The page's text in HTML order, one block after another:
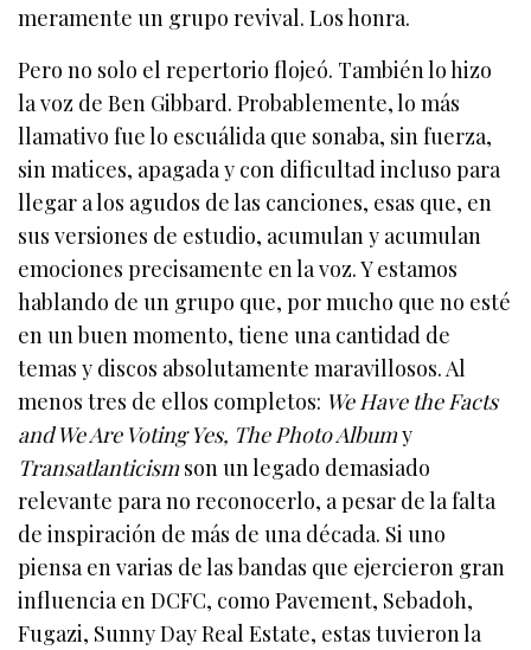
meramente un grupo revival. Los honra.
Pero no solo el repertorio flojeó. También lo hizo
la voz de Ben Gibbard. Probablemente, lo más
llamativo fue lo escuálida que sonaba, sin fuerza,
sin matices, apagada y con dificultad incluso para
llegar a los agudos de las canciones, esas que, en
sus versiones de estudio, acumulan y acumulan
emociones precisamente en la voz. Y estamos
hablando de un grupo que, por mucho que no esté
en un buen momento, tiene una cantidad de
temas y discos absolutamente maravillosos. Al
menos tres de ellos completos: We Have the Facts
and We Are Voting Yes, The Photo Albumy
Transatlanticismson un legado demasiado
relevante para no reconocerlo, a pesar de la falta
de inspiración de más de una década. Si uno
piensa en varias de las bandas que ejercieron gran
influencia en DCFC, como Pavement, Sebadoh,
Fugazi, Sunny Day Real Estate, estas tuvieron la